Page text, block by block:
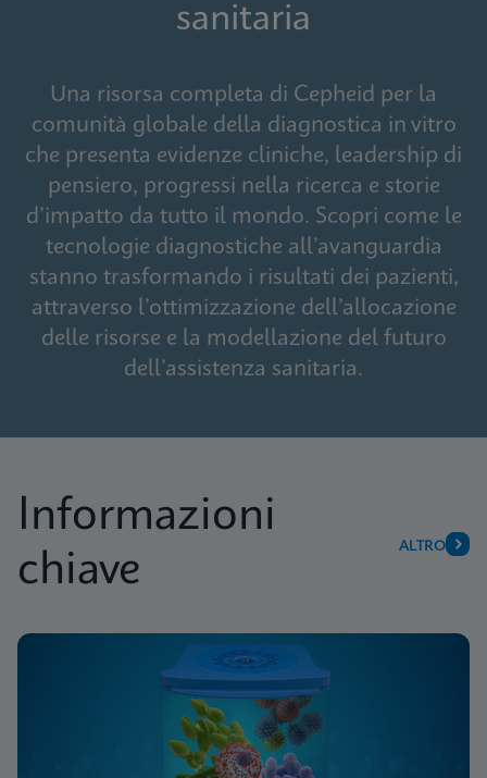
sanitaria
Una risorsa completa di Cepheid per la
comunità globale della diagnostica in vitro
che presenta evidenze cliniche, leadership di
pensiero, progressi nella ricerca e storie
d’impatto da tutto il mondo. Scopri come le
tecnologie diagnostiche all’avanguardia
stanno trasformando i risultati dei pazienti,
attraverso l’ottimizzazione dell’allocazione
delle risorse e la modellazione del futuro
dell’assistenza sanitaria.
Informazioni
chiave
ALTRO